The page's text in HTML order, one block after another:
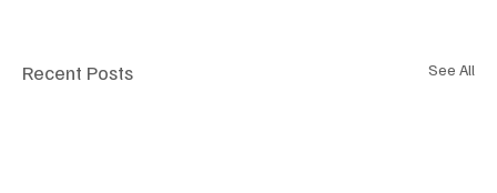
Recent Posts See All